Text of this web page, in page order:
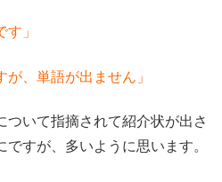
」
が、単語が出ません」
ついて指摘されて紹介状が出さ
すが、多いように思います。